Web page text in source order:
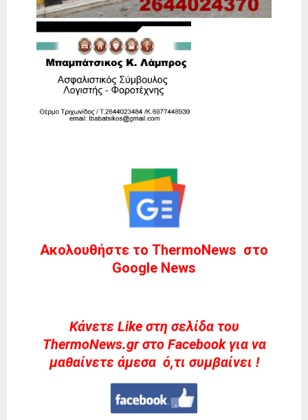
Ακολουθήστε το ThermoNews στο
Google News
Kάνετε Like στη σελίδα του
ThermoNews.gr στο Facebook για να
μαθαίνετε άμεσα ό,τι συμβαίνει !